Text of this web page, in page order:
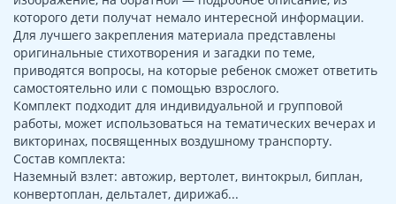
которого дети получат немало интересной информации.
Для лучшего закрепления материала представлены
оригинальные стихотворения и загадки по теме,
приводятся вопросы, на которые ребенок сможет ответить
самостоятельно или с помощью взрослого.
Комплект подходит для индивидуальной и групповой
работы, может использоваться на тематических вечерах и
викторинах, посвященных воздушному транспорту.
Состав комплекта:
Наземный взлет: автожир, вертолет, винтокрыл, биплан,
конвертоплан, дельталет, дирижаб...